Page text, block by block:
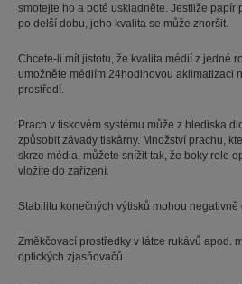
smotejte ho a poté uskladněte. Jestliže papír
po delší dobu, jeho kvalita se může zhoršit.
Chcete-li mít jistotu, že kvalita médií z jedné
umožněte médiím 24hodinovou aklimatizaci
prostředí.
Prach v tiskovém systému může z hlediska
způsobit závady tiskárny. Množství prachu,
skrze média, můžete snížit tak, že boky role
vložíte do zařízení.
Stabilitu konečných výtisků mohou
Změkčovací prostředky v látce rukávů apod.
optických zjasňovačů